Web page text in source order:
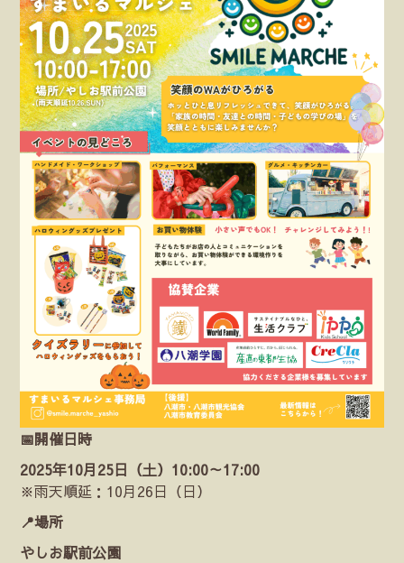
📅開催日時
2025年10月25日（土）10:00～17:00
※雨天順延：10月26日（日）
📍場所
やしお駅前公園